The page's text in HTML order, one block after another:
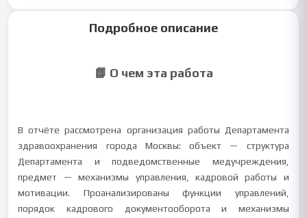
Подробное описание
📘 О чем эта работа
В отчёте рассмотрена организация работы Департамента
здравоохранения города Москвы: объект — структура
Департамента и подведомственные медучреждения,
предмет — механизмы управления, кадровой работы и
мотивации. Проанализированы функции управлений,
порядок кадрового документооборота и механизмы